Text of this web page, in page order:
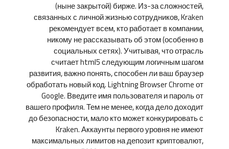
(ныне закрытой) бирже. Из-за сложностей,
связанных с личной жизнью сотрудников, Kraken
рекомендует всем, кто работает в компании,
никому не рассказывать об этом (особенно в
социальных сетях). Учитывая, что отрасль
считает html5 следующим логичным шагом
развития, важно понять, способен ли ваш браузер
обработать новый код. Lightning Browser Chrome от
Google. Введите имя пользователя и пароль от
вашего профиля. Тем не менее, когда дело доходит
до безопасности, мало кто может конкурировать с
Kraken. Аккаунты первого уровня не имеют
максимальных лимитов на депозит криптовалют,